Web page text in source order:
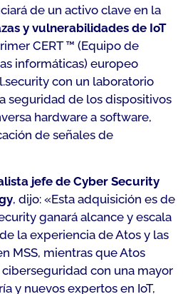
de un activo clave en la
y vulnerabilidades de IoT
CERT ™ (Equipo de
informáticas) europeo
con un laboratorio
seguridad de los dispositivos
hardware a software,
de señales de
jefe de Cyber Security
, dijo: «Esta adquisición es de
ganará alcance y escala
la experiencia de Atos y las
MSS, mientras que Atos
con una mayor
y nuevos expertos en IoT,